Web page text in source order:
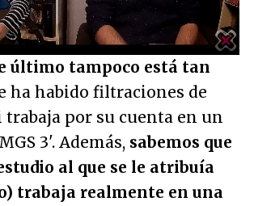
Unmute /
último tampoco está tan
ha habido filtraciones de
trabaja por su cuenta en un
3'. Además, sabemos que
al que se le atribuía
trabaja realmente en una